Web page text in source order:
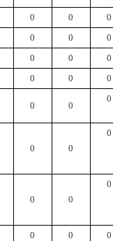
0 0
0
0 0
0
0 0
0
0 0
0
0 0
0
0 0
0
0 0
0
0 0
0